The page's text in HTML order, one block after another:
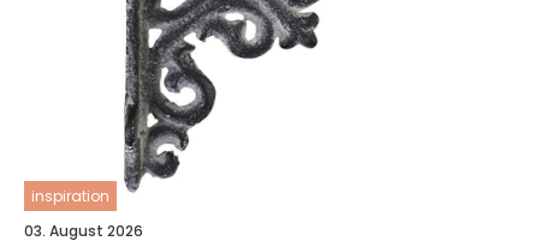
inspiration
03. August 2026